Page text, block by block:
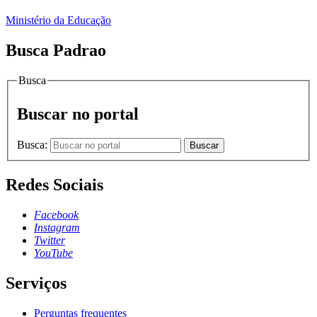
Ministério da Educação
Busca Padrao
Busca
Buscar no portal
Busca: Buscar
Redes Sociais
Facebook
Instagram
Twitter
YouTube
Serviços
Perguntas frequentes